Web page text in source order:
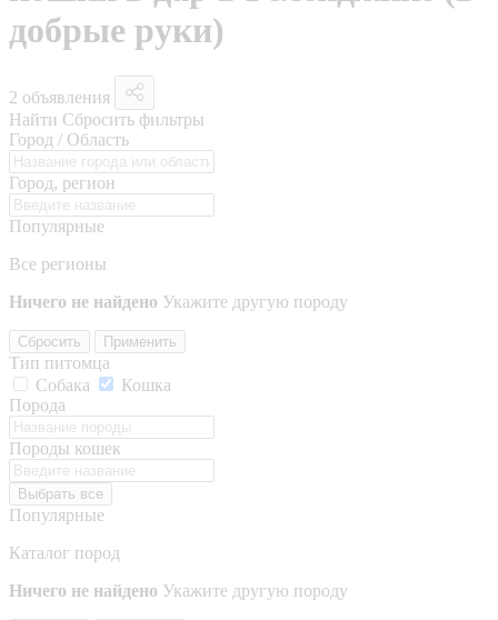
добрые руки)
2 объявления
Найти Сбросить фильтры
Город / Область
Город, регион
Популярные
Все регионы
Ничего не найдено Укажите другую породу
Сбросить Применить
Тип питомца
Собака
Кошка
Порода
Породы кошек
Выбрать все
Популярные
Каталог пород
Ничего не найдено Укажите другую породу